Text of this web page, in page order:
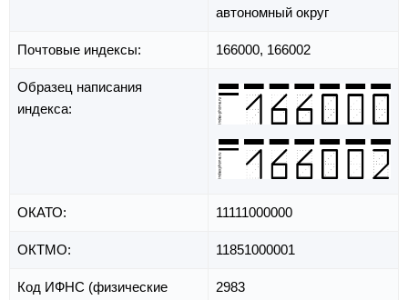
автономный округ
Почтовые индексы: 166000, 166002
Образец написания
индекса:
ОКАТО: 11111000000
ОКТМО: 11851000001
Код ИФНС (физические
2983